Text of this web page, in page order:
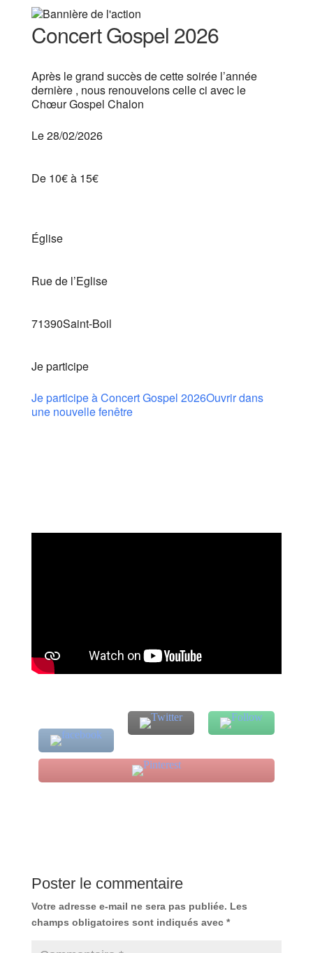
Concert Gospel 2026
Après le grand succès de cette soirée l’année
dernière , nous renouvelons celle ci avec le
Chœur Gospel Chalon
Le 28/02/2026
De 10€ à 15€
Église
Rue de l’Eglise
71390Saint-Boil
Je participe
Je participe à Concert Gospel 2026Ouvrir dans
une nouvelle fenêtre
Poster le commentaire
Votre adresse e-mail ne sera pas publiée. Les
champs obligatoires sont indiqués avec *